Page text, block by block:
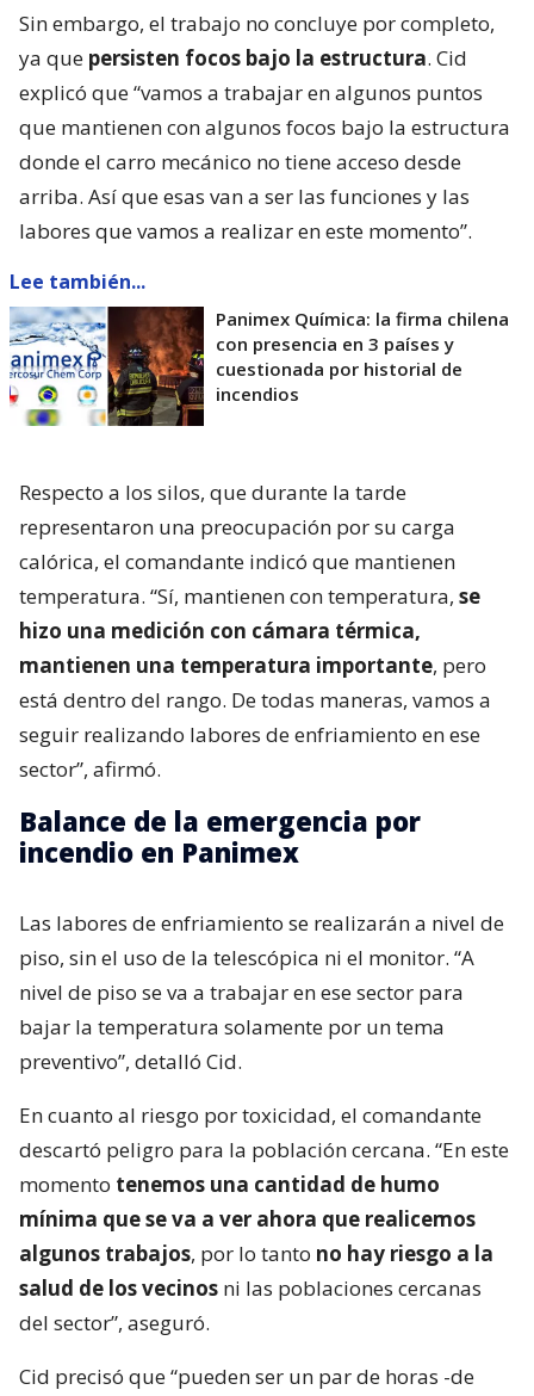
Sin embargo, el trabajo no concluye por completo,
ya que persisten focos bajo la estructura. Cid
explicó que “vamos a trabajar en algunos puntos
que mantienen con algunos focos bajo la estructura
donde el carro mecánico no tiene acceso desde
arriba. Así que esas van a ser las funciones y las
labores que vamos a realizar en este momento”.
Lee también...
Panimex Química: la firma chilena
con presencia en 3 países y
cuestionada por historial de
incendios
Respecto a los silos, que durante la tarde
representaron una preocupación por su carga
calórica, el comandante indicó que mantienen
temperatura. “Sí, mantienen con temperatura, se
hizo una medición con cámara térmica,
mantienen una temperatura importante, pero
está dentro del rango. De todas maneras, vamos a
seguir realizando labores de enfriamiento en ese
sector”, afirmó.
Balance de la emergencia por
incendio en Panimex
Las labores de enfriamiento se realizarán a nivel de
piso, sin el uso de la telescópica ni el monitor. “A
nivel de piso se va a trabajar en ese sector para
bajar la temperatura solamente por un tema
preventivo”, detalló Cid.
En cuanto al riesgo por toxicidad, el comandante
descartó peligro para la población cercana. “En este
momento tenemos una cantidad de humo
mínima que se va a ver ahora que realicemos
algunos trabajos, por lo tanto no hay riesgo a la
salud de los vecinos ni las poblaciones cercanas
del sector”, aseguró.
Cid precisó que “pueden ser un par de horas -de